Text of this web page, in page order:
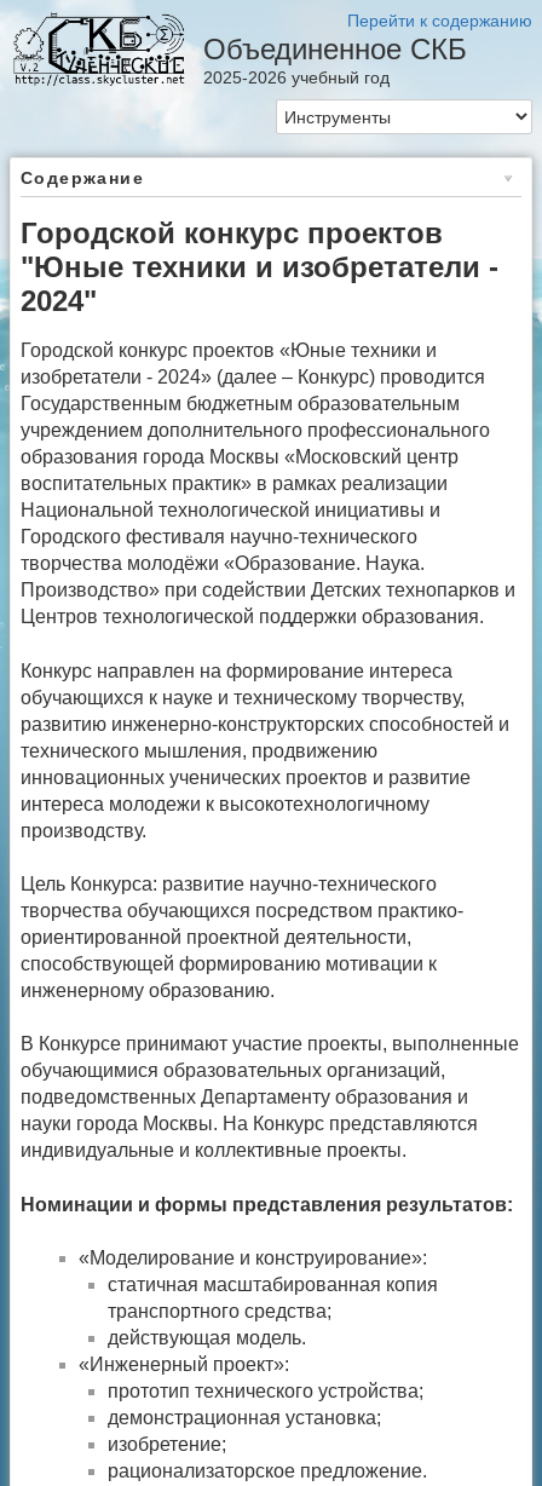
Перейти к содержанию
Объединенное СКБ
2025-2026 учебный год
Содержание
Городской конкурс проектов
"Юные техники и изобретатели -
2024"
Городской конкурс проектов «Юные техники и
изобретатели - 2024» (далее – Конкурс) проводится
Государственным бюджетным образовательным
учреждением дополнительного профессионального
образования города Москвы «Московский центр
воспитательных практик» в рамках реализации
Национальной технологической инициативы и
Городского фестиваля научно-технического
творчества молодёжи «Образование. Наука.
Производство» при содействии Детских технопарков и
Центров технологической поддержки образования.
Конкурс направлен на формирование интереса
обучающихся к науке и техническому творчеству,
развитию инженерно-конструкторских способностей и
технического мышления, продвижению
инновационных ученических проектов и развитие
интереса молодежи к высокотехнологичному
производству.
Цель Конкурса: развитие научно-технического
творчества обучающихся посредством практико-
ориентированной проектной деятельности,
способствующей формированию мотивации к
инженерному образованию.
В Конкурсе принимают участие проекты, выполненные
обучающимися образовательных организаций,
подведомственных Департаменту образования и
науки города Москвы. На Конкурс представляются
индивидуальные и коллективные проекты.
Номинации и формы представления результатов:
«Моделирование и конструирование»:
статичная масштабированная копия
транспортного средства;
действующая модель.
«Инженерный проект»:
прототип технического устройства;
демонстрационная установка;
изобретение;
рационализаторское предложение.